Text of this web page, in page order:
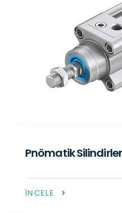
Pnömatik Silindirler
İNCELE